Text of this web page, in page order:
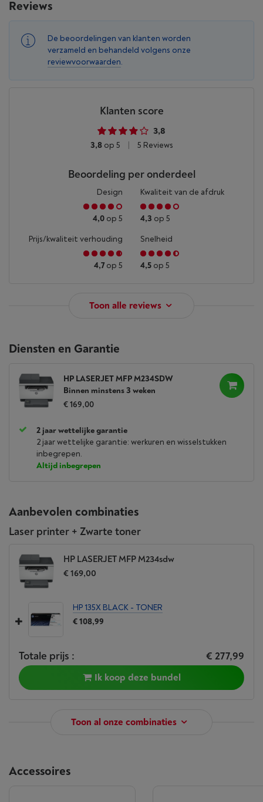
Reviews
De beoordelingen van klanten worden
verzameld en behandeld volgens onze
reviewvoorwaarden.
Klanten score
3,8
3,8op 5 5 Reviews
Beoordeling per onderdeel
Design
4,0 op 5
Kwaliteit van de afdruk
4,3 op 5
Prijs/kwaliteit verhouding
4,7op 5
Snelheid
4,5 op 5
Toon alle reviews
Diensten en Garantie
HP LASERJET MFP M234SDW
Binnen minstens 3 weken
€ 169,00
2 jaar wettelijke garantie
2 jaar wettelijke garantie: werkuren en wisselstukken
inbegrepen.
Altijd inbegrepen
Aanbevolen combinaties
Laser printer + Zwarte toner
HP LASERJET MFP M234sdw
€ 169,00
HP 135X BLACK - TONER
€ 108,99
Totale prijs : € 277,99
Ik koop deze bundel
Toon al onze combinaties
Accessoires